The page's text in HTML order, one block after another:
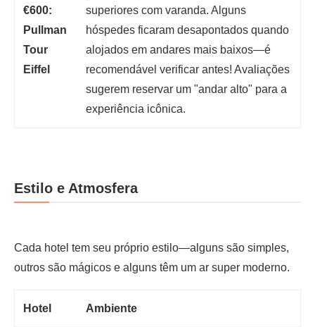
€600:
Pullman
Tour
Eiffel
superiores com varanda. Alguns
hóspedes ficaram desapontados quando
alojados em andares mais baixos—é
recomendável verificar antes! Avaliações
sugerem reservar um "andar alto" para a
experiência icônica.
Estilo e Atmosfera
Cada hotel tem seu próprio estilo—alguns são simples,
outros são mágicos e alguns têm um ar super moderno.
Hotel Ambiente